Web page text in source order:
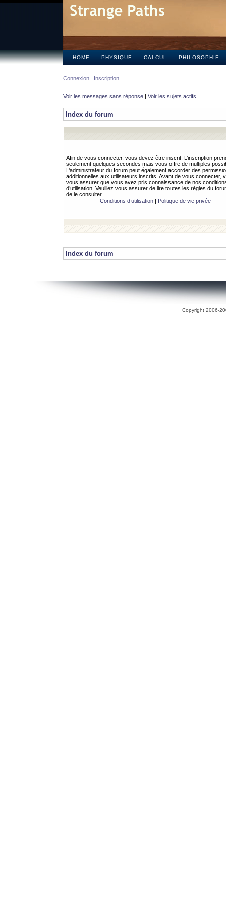
HOME PHYSIQUE CALCUL PHILOSOPHIE
Connexion Inscription
Voir les messages sans réponse | Voir les sujets actifs
Index du forum
Afin de vous connecter, vous devez être inscrit. L’inscription
seulement quelques secondes mais vous offre de multiples
L’administrateur du forum peut également accorder des
additionnelles aux utilisateurs inscrits. Avant de vous connecter,
vous assurer que vous avez pris connaissance de nos
d’utilisation. Veuillez vous assurer de lire toutes les règles du
de le consulter.
Conditions d’utilisation| Politique de vie privée
Index du forum
Copyright 2006-